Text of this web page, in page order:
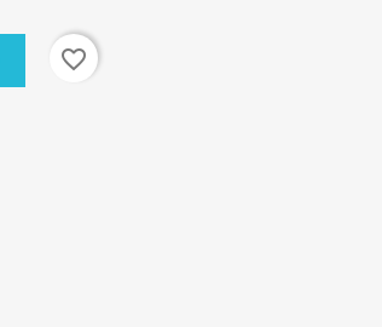
favorite_border